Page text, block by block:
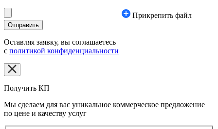
Прикрепить файл
Оставляя заявку, вы соглашаетесь
с политикой конфиденциальности
Получить КП
Мы сделаем для вас уникальное коммерческое предложение
по цене и качеству услуг